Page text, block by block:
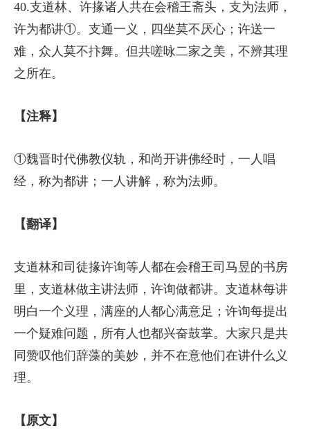
40.支道林、许掾诸人共在会稽王斋头，支为法师，
许为都讲①。支通一义，四坐莫不厌心；许送一
难，众人莫不抃舞。但共嗟咏二家之美，不辨其理
之所在。
【注释】
①魏晋时代佛教仪轨，和尚开讲佛经时，一人唱
经，称为都讲；一人讲解，称为法师。
【翻译】
支道林和司徒掾许询等人都在会稽王司马昱的书房
里，支道林做主讲法师，许询做都讲。支道林每讲
明白一个义理，满座的人都心满意足；许询每提出
一个疑难问题，所有人也都兴奋鼓掌。大家只是共
同赞叹他们辞藻的美妙，并不在意他们在讲什么义
理。
【原文】